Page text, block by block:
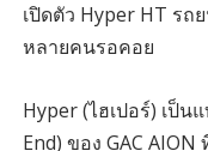
เปิดตัว Hyper HT รถ
หลายคนรอคอย
Hyper (ไฮเปอร์) เป็
End) ของ GAC